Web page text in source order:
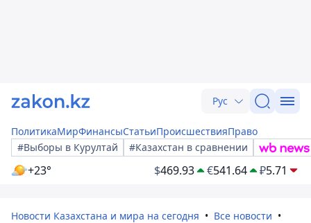
Рус
ПолитикаМирФинансыСтатьиПроисшествияПраво
#Выборы в Курултай
#Казахстан в сравнении
+23° $469.93 €541.64 ₽5.71
Новости Казахстана и мира на сегодня
Все новости